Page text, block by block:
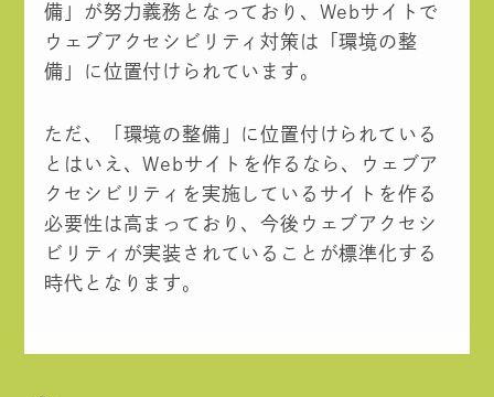
備」が努力義務となっており、Webサイトで
ウェブアクセシビリティ対策は「環境の整
備」に位置付けられています。
ただ、「環境の整備」に位置付けられている
とはいえ、Webサイトを作るなら、ウェブア
クセシビリティを実施しているサイトを作る
必要性は高まっており、今後ウェブアクセシ
ビリティが実装されていることが標準化する
時代となります。